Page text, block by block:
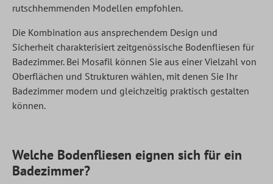
rutschhemmenden Modellen empfohlen.
Die Kombination aus ansprechendem Design und
Sicherheit charakterisiert zeitgenössische Bodenfliesen für
Badezimmer. Bei Mosafil können Sie aus einer Vielzahl von
Oberflächen und Strukturen wählen, mit denen Sie Ihr
Badezimmer modern und gleichzeitig praktisch gestalten
können.
Welche Bodenfliesen eignen sich für ein
Badezimmer?